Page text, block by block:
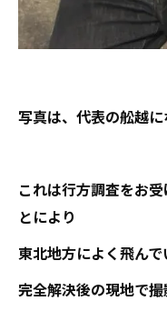
写真は、代表の舩越に
これは行方調査をお
とにより
東北地方によく飛ん
完全解決後の現地で撮